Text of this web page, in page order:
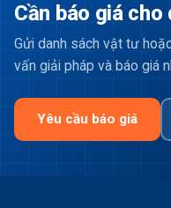
Cần báo giá cho
Gửi danh sách vật tư
vấn giải pháp và báo giá
Yêu cầu báo giá